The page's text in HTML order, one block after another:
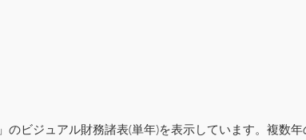
」のビジュアル財務諸表(単年)を表示しています。複数